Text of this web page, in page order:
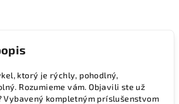
ktorý je rýchly, pohodlný,
Rozumieme vám. Objavili ste už
Vybavený kompletným príslušenstvom